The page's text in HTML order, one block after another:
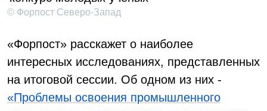
© Форпост Северо-Запад
«Форпост» расскажет о наиболее
интересных исследованиях, представленных
на итоговой сессии. Об одном из них -
«Проблемы освоения промышленного